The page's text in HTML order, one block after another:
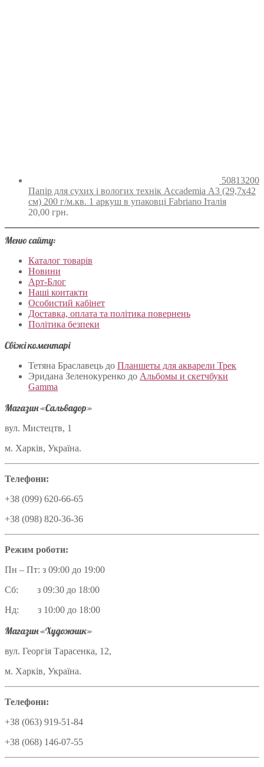
50813200
Папір для сухих і вологих технік Accademia А3 (29,7х42
см) 200 г/м.кв. 1 аркуш в упаковці Fabriano Італія
20,00 грн.
Меню сайту:
Каталог товарів
Новини
Арт-Блог
Наші контакти
Особистий кабінет
Доставка, оплата та політика повернень
Політика безпеки
Свіжі коментарі
Тетяна Браславець до Планшеты для акварели Трек
Эридана Зеленокуренко до Альбомы и скетчбуки
Gamma
Магазин «Сальвадор»
вул. Мистецтв, 1
м. Харків, Україна.
Телефони:
+38 (099) 620-66-65
+38 (098) 820-36-36
Режим роботи:
Пн – Пт: з 09:00 до 19:00
Сб: з 09:30 до 18:00
Нд: з 10:00 до 18:00
Магазин «Художник»
вул. Георгія Тарасенка, 12,
м. Харків, Україна.
Телефони:
+38 (063) 919-51-84
+38 (068) 146-07-55